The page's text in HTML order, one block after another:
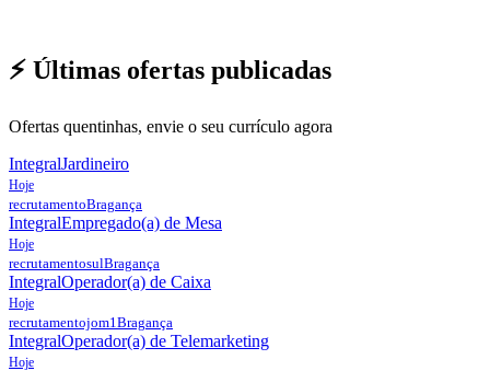
⚡ Últimas ofertas publicadas
Ofertas quentinhas, envie o seu currículo agora
IntegralJardineiro
Hoje
recrutamentoBragança
IntegralEmpregado(a) de Mesa
Hoje
recrutamentosulBragança
IntegralOperador(a) de Caixa
Hoje
recrutamentojom1 Bragança
IntegralOperador(a) de Telemarketing
Hoje